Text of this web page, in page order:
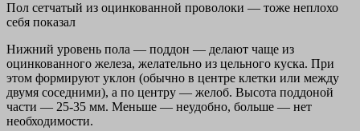
Пол сетчатый из оцинкованной проволоки — тоже неплохо
себя показал
Нижний уровень пола — поддон — делают чаще из
оцинкованного железа, желательно из цельного куска. При
этом формируют уклон (обычно в центре клетки или между
двумя соседними), а по центру — желоб. Высота поддоной
части — 25-35 мм. Меньше — неудобно, больше — нет
необходимости.